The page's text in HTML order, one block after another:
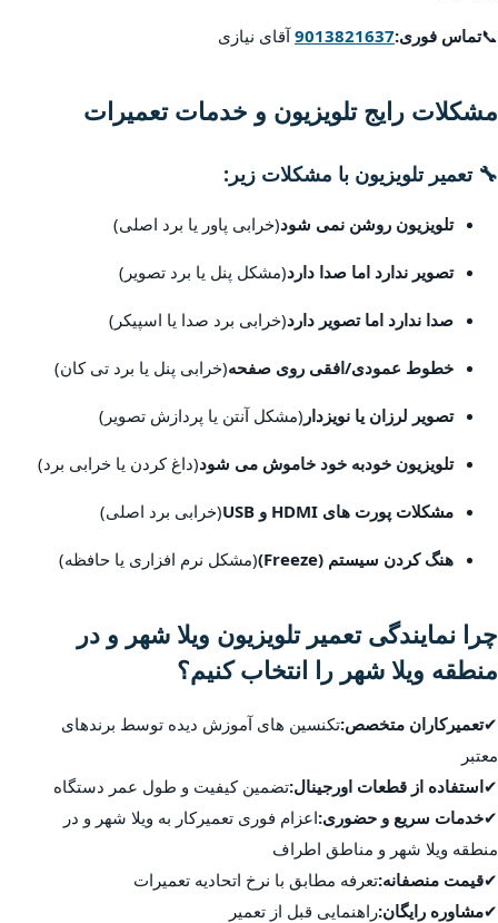
📞تماس فوری:9013821637آقای نیازی
مشکلات رایج تلویزیون و خدمات تعمیرات
🔧 تعمیر تلویزیون با مشکلات زیر:
تلویزیون روشن نمی شود(خرابی پاور یا برد اصلی)
تصویر ندارد اما صدا دارد(مشکل پنل یا برد تصویر)
صدا ندارد اما تصویر دارد(خرابی برد صدا یا اسپیکر)
خطوط عمودی/افقی روی صفحه(خرابی پنل یا برد تی کان)
تصویر لرزان یا نویزدار (مشکل آنتن یا پردازش تصویر)
تلویزیون خودبه خود خاموش می شود(داغ کردن یا خرابی برد)
مشکلات پورت های HDMI و USB (خرابی برد اصلی)
هنگ کردن سیستم (Freeze) (مشکل نرم افزاری یا حافظه)
چرا نمایندگی تعمیر تلویزیون ویلا شهر و در
منطقه ویلا شهر را انتخاب کنیم؟
✔تعمیرکاران متخصص:تکنسین های آموزش دیده توسط برندهای
معتبر
✔استفاده از قطعات اورجینال:تضمین کیفیت و طول عمر دستگاه
✔خدمات سریع و حضوری:اعزام فوری تعمیرکار به ویلا شهر و در
منطقه ویلا شهر و مناطق اطراف
✔قیمت منصفانه:تعرفه مطابق با نرخ اتحادیه تعمیرات
✔مشاوره رایگان:راهنمایی قبل از تعمیر